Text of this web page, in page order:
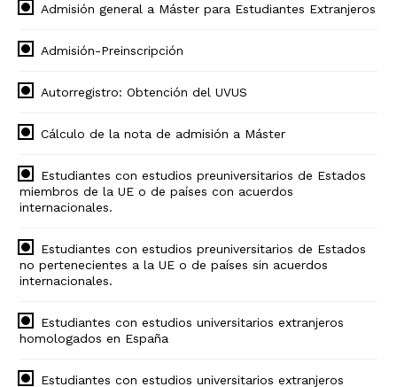
Admisión general a Máster para Estudiantes Extranjeros
Admisión-Preinscripción
Autorregistro: Obtención del UVUS
Cálculo de la nota de admisión a Máster
Estudiantes con estudios preuniversitarios de Estados
miembros de la UE o de países con acuerdos
internacionales.
Estudiantes con estudios preuniversitarios de Estados
no pertenecientes a la UE o de países sin acuerdos
internacionales.
Estudiantes con estudios universitarios extranjeros
homologados en España
Estudiantes con estudios universitarios extranjeros